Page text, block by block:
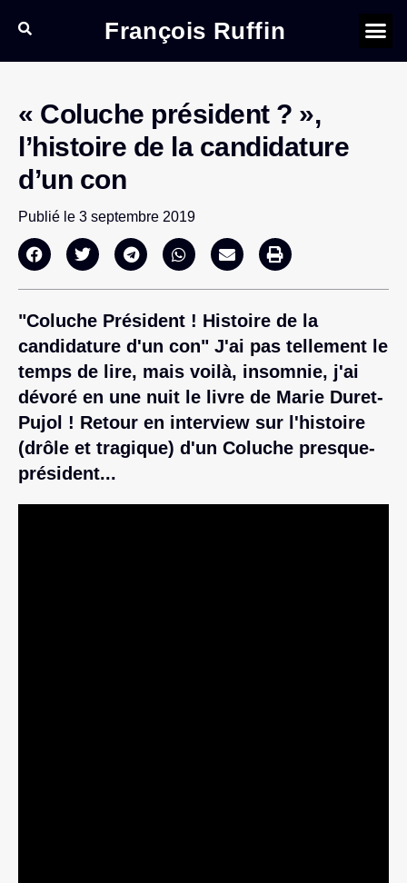
François Ruffin
« Coluche président ? »,
l’histoire de la candidature
d’un con
Publié le 3 septembre 2019
"Coluche Président ! Histoire de la
candidature d'un con" J'ai pas tellement le
temps de lire, mais voilà, insomnie, j'ai
dévoré en une nuit le livre de Marie Duret-
Pujol ! Retour en interview sur l'histoire
(drôle et tragique) d'un Coluche presque-
président...